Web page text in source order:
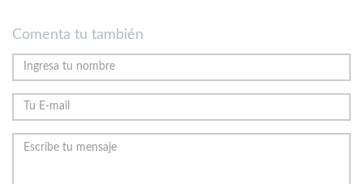
Comenta tu también